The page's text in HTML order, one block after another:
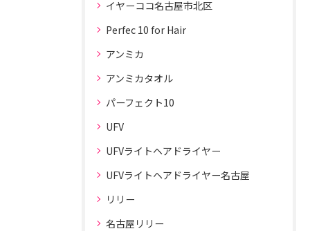
イヤーココ名古屋市北区
Perfec 10 for Hair
アンミカ
アンミカタオル
パーフェクト10
UFV
UFVライトヘアドライヤー
UFVライトヘアドライヤー名古屋
リリー
名古屋リリー